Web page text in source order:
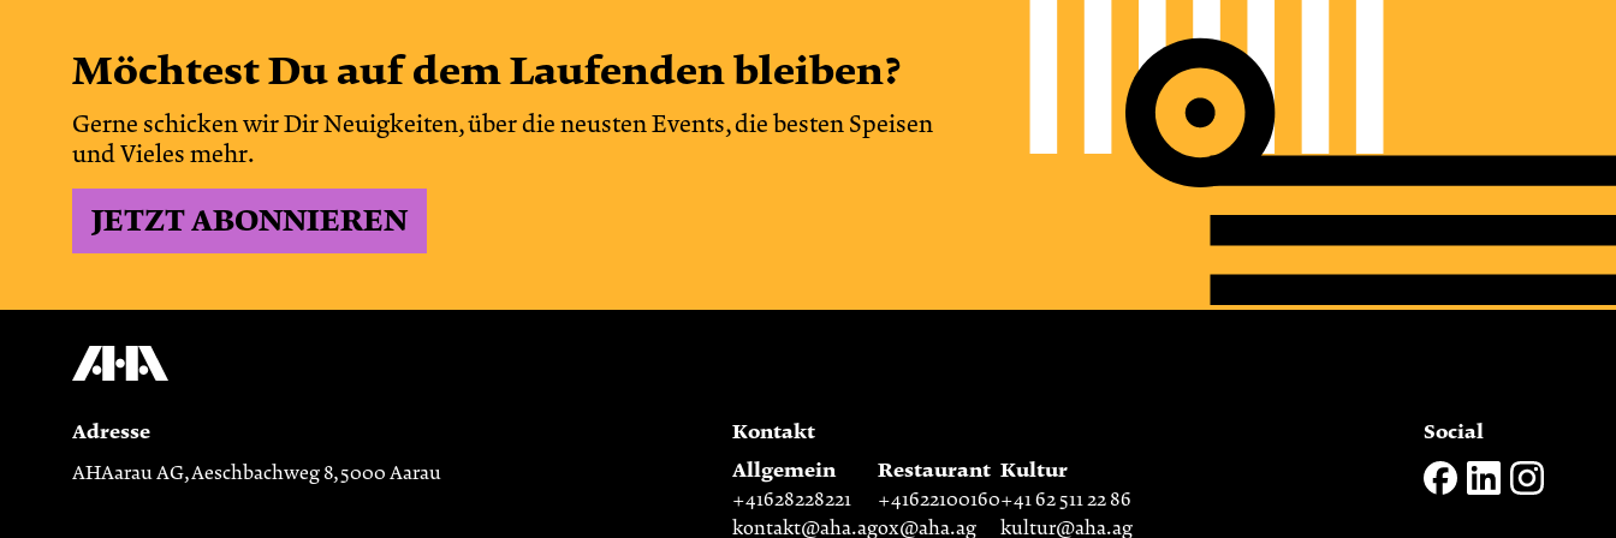
Möchtest Du auf dem Laufenden bleiben?
Gerne schicken wir Dir Neuigkeiten, über die neusten Events, die besten Speisen
und Vieles mehr.
JETZT ABONNIEREN
Adresse
AHAarau AG, Aeschbachweg 8, 5000 Aarau
Kontakt
Allgemein
+41628228221
kontakt@aha.ag
Restaurant
+41622100160
ox@aha.ag
Kultur
+41 62 511 22 86
kultur@aha.ag
Social